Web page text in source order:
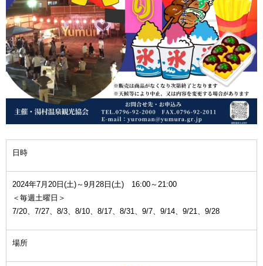
日時
2024年7月20日(土)～9月28日(土) 16:00～21:00
＜毎週土曜日＞
7/20、7/27、8/3、8/10、8/17、8/31、9/7、9/14、9/21、9/28
場所